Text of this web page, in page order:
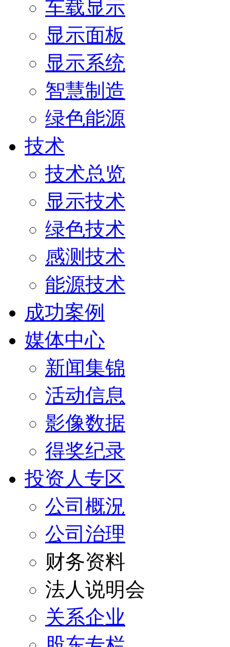
车载显示
显示面板
显示系统
智慧制造
绿色能源
技术
技术总览
显示技术
绿色技术
感测技术
能源技术
成功案例
媒体中心
新闻集锦
活动信息
影像数据
得奖纪录
投资人专区
公司概況
公司治理
财务资料
法人说明会
关系企业